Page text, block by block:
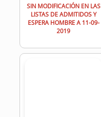
SIN MODIFICACIÓN EN LAS
LISTAS DE ADMITIDOS Y
ESPERA HOMBRE A 11-09-
2019